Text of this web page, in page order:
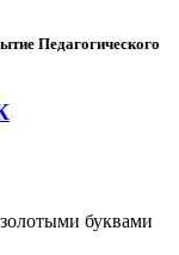
Педагогического
буквами